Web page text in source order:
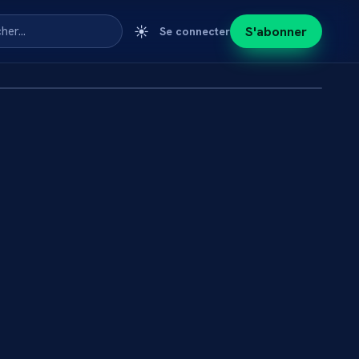
☀️ Se connecter S'abonner